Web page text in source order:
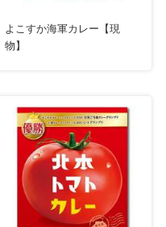
よこすか海軍カレー【現
物】